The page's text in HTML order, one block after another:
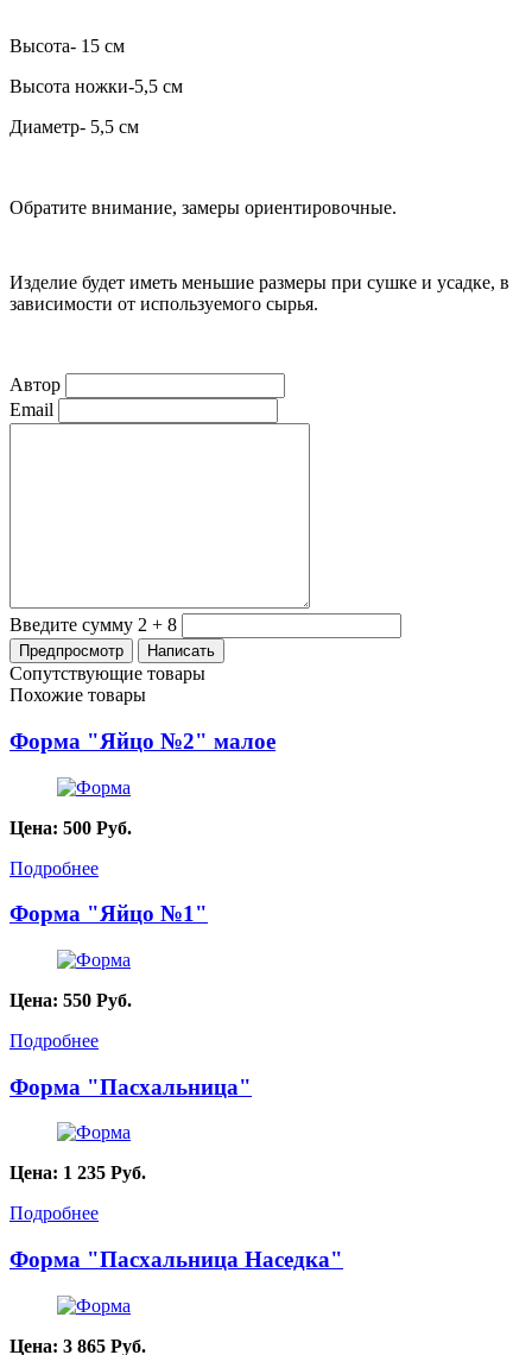
Высота- 15 см
Высота ножки-5,5 см
Диаметр- 5,5 см
Обратите внимание, замеры ориентировочные.
Изделие будет иметь меньшие размеры при сушке и усадке, в
зависимости от используемого сырья.
Автор
Email
Введите сумму 2 + 8
Сопутствующие товары
Похожие товары
Форма "Яйцо №2" малое
Цена: 500 Руб.
Подробнее
Форма "Яйцо №1"
Цена: 550 Руб.
Подробнее
Форма "Пасхальница"
Цена: 1 235 Руб.
Подробнее
Форма "Пасхальница Наседка"
Цена: 3 865 Руб.